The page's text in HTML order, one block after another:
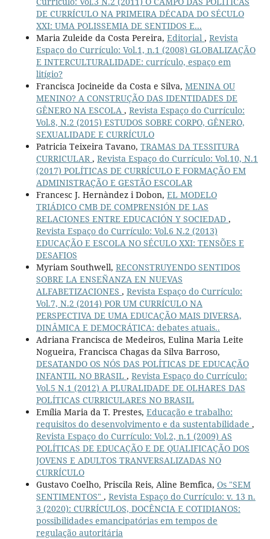
DE CURRÍCULO NA PRIMEIRA DÉCADA DO SÉCULO
XXI: UMA POLISSEMIA DE SENTIDOS E...
Maria Zuleide da Costa Pereira, Editorial , Revista
Espaço do Currículo: Vol.1, n.1 (2008) GLOBALIZAÇÃO
E INTERCULTURALIDADE: currículo, espaço em
litígio?
Francisca Jocineide da Costa e Silva, MENINA OU
MENINO? A CONSTRUÇÃO DAS IDENTIDADES DE
GÊNERO NA ESCOLA , Revista Espaço do Currículo:
Vol.8, N.2 (2015) ESTUDOS SOBRE CORPO, GÊNERO,
SEXUALIDADE E CURRÍCULO
Patricia Teixeira Tavano, TRAMAS DA TESSITURA
CURRICULAR, Revista Espaço do Currículo: Vol.10, N.1
(2017) POLÍTICAS DE CURRÍCULO E FORMAÇÃO EM
ADMINISTRAÇÃO E GESTÃO ESCOLAR
Francesc J. Hernàndez i Dobon, EL MODELO
TRIÁDICO CMB DE COMPRENSIÓN DE LAS
RELACIONES ENTRE EDUCACIÓN Y SOCIEDAD ,
Revista Espaço do Currículo: Vol.6 N.2 (2013)
EDUCAÇÃO E ESCOLA NO SÉCULO XXI: TENSÕES E
DESAFIOS
Myriam Southwell, RECONSTRUYENDO SENTIDOS
SOBRE LA ENSEÑANZA EN NUEVAS
ALFABETIZACIONES , Revista Espaço do Currículo:
Vol.7, N.2 (2014) POR UM CURRÍCULO NA
PERSPECTIVA DE UMA EDUCAÇÃO MAIS DIVERSA,
DINÂMICA E DEMOCRÁTICA: debates atuais..
Adriana Francisca de Medeiros, Eulina Maria Leite
Nogueira, Francisca Chagas da Silva Barroso,
DESATANDO OS NÓS DAS POLÍTICAS DE EDUCAÇÃO
INFANTIL NO BRASIL , Revista Espaço do Currículo:
Vol.5 N.1 (2012) A PLURALIDADE DE OLHARES DAS
POLÍTICAS CURRICULARES NO BRASIL
Emília Maria da T. Prestes, Educação e trabalho:
requisitos do desenvolvimento e da sustentabilidade ,
Revista Espaço do Currículo: Vol.2, n.1 (2009) AS
POLÍTICAS DE EDUCAÇÃO E DE QUALIFICAÇÃO DOS
JOVENS E ADULTOS TRANVERSALIZADAS NO
CURRÍCULO
Gustavo Coelho, Priscila Reis, Aline Bemfica, Os "SEM
SENTIMENTOS" , Revista Espaço do Currículo: v. 13 n.
3 (2020): CURRÍCULOS, DOCÊNCIA E COTIDIANOS:
possibilidades emancipatórias em tempos de
regulação autoritária